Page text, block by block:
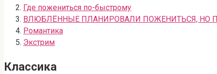
Где пожениться по-быстрому
ВЛЮБЛЁННЫЕ ПЛАНИРОВАЛИ ПОЖЕНИТЬСЯ, НО
Романтика
Экстрим
Классика